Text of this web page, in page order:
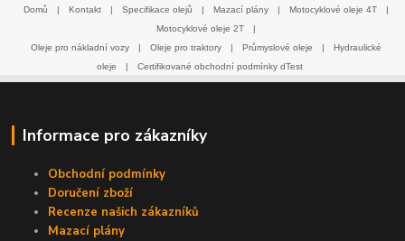
Domů | Kontakt | Specifikace olejů | Mazací plány | Motocyklové oleje 4T
|
Motocyklové oleje 2T
|
Oleje pro nákladní vozy
| Oleje pro traktory | Průmyslové oleje |
Hydraulické
oleje
| Certifikované obchodní podmínky dTest
Informace pro zákazníky
Obchodní podmínky
Doručení zboží
Recenze našich zákazníků
Mazací plány